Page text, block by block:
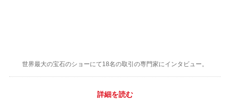
世界最大の宝石のショーにて18名の取引の専門家にインタビュー。
詳細を読む